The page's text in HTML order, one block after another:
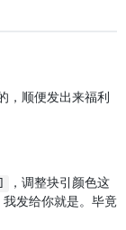
，顺便发出来福利
，调整块引颜色这
发给你就是。毕竟